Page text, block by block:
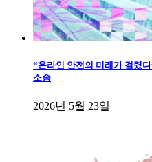
“온라인 안전의 미래가 걸렸
소송
2026년 5월 23일